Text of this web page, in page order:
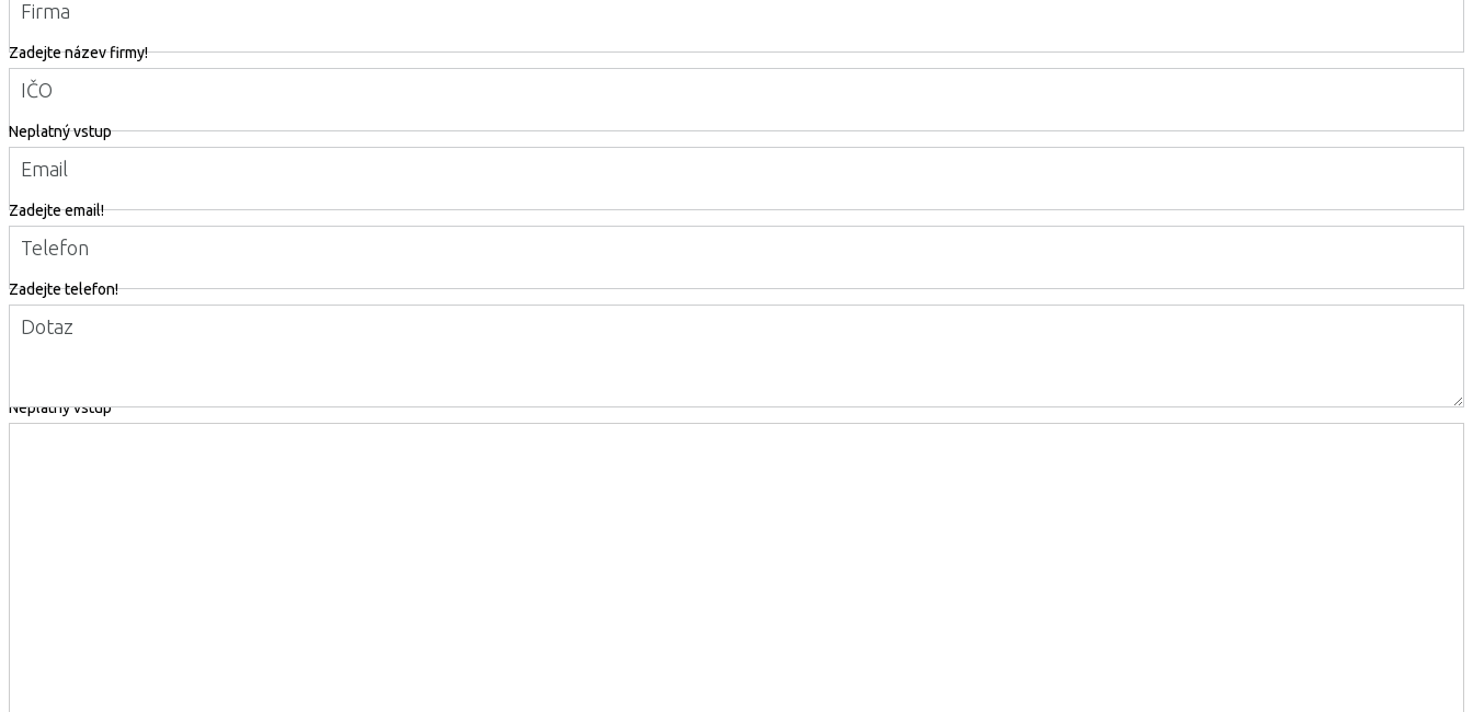
Firma
Zadejte název firmy!
IČO
Neplatný vstup
Email
Zadejte email!
Telefon
Zadejte telefon!
Dotaz
Neplatný vstup